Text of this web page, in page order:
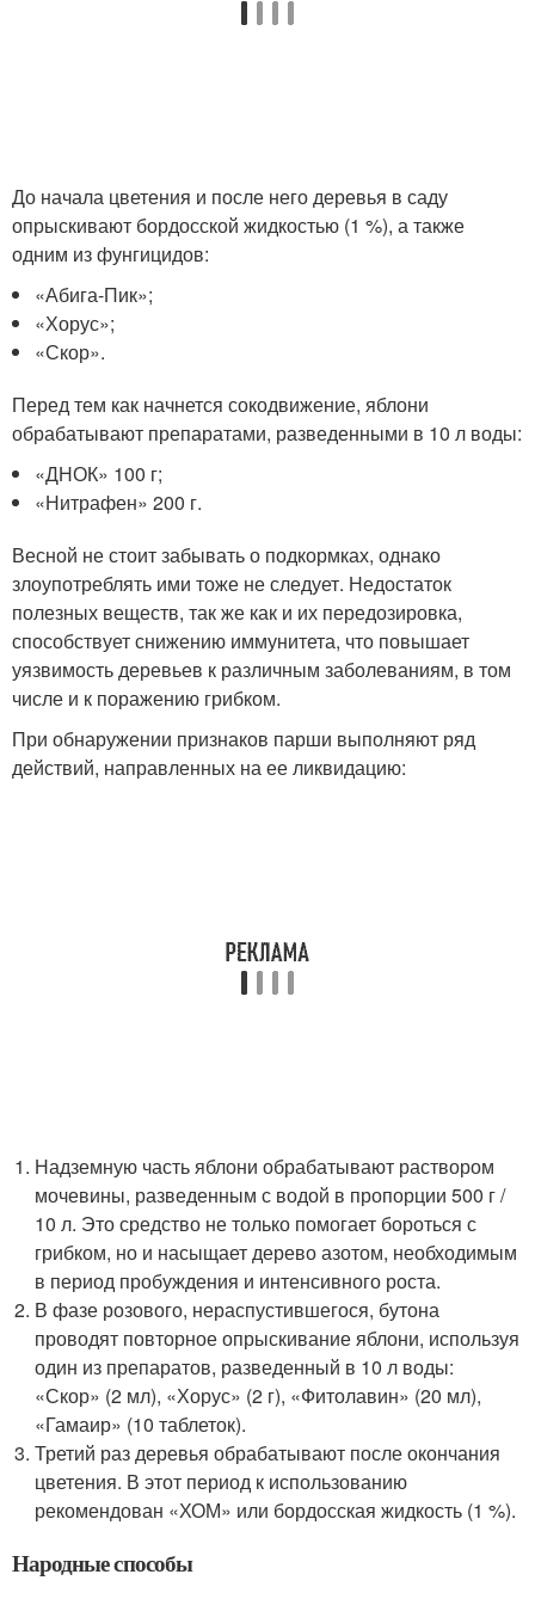
До начала цветения и после него деревья в саду
опрыскивают бордосской жидкостью (1 %), а также
одним из фунгицидов:
«Абига-Пик»;
«Хорус»;
«Скор».
Перед тем как начнется сокодвижение, яблони
обрабатывают препаратами, разведенными в 10 л воды:
«ДНОК» 100 г;
«Нитрафен» 200 г.
Весной не стоит забывать о подкормках, однако
злоупотреблять ими тоже не следует. Недостаток
полезных веществ, так же как и их передозировка,
способствует снижению иммунитета, что повышает
уязвимость деревьев к различным заболеваниям, в том
числе и к поражению грибком.
При обнаружении признаков парши выполняют ряд
действий, направленных на ее ликвидацию:
Надземную часть яблони обрабатывают раствором
мочевины, разведенным с водой в пропорции 500 г /
10 л. Это средство не только помогает бороться с
грибком, но и насыщает дерево азотом, необходимым
в период пробуждения и интенсивного роста.
В фазе розового, нераспустившегося, бутона
проводят повторное опрыскивание яблони, используя
один из препаратов, разведенный в 10 л воды:
«Скор» (2 мл), «Хорус» (2 г), «Фитолавин» (20 мл),
«Гамаир» (10 таблеток).
Третий раз деревья обрабатывают после окончания
цветения. В этот период к использованию
рекомендован «ХОМ» или бордосская жидкость (1 %).
Народные способы